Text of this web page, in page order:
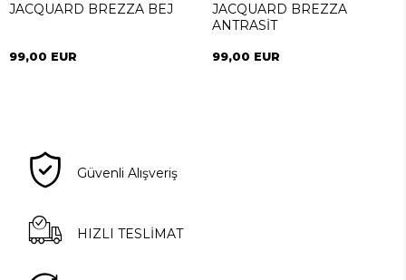
JACQUARD BREZZA BEJ
99,00 EUR
JACQUARD BREZZA
ANTRASİT
99,00 EUR
Güvenli Alışveriş
HIZLI TESLİMAT